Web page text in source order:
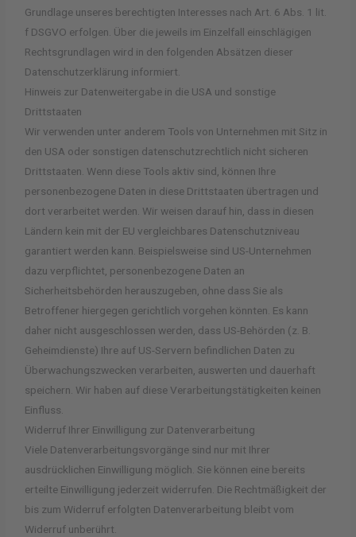
Grundlage unseres berechtigten Interesses nach Art. 6 Abs. 1 lit.
f DSGVO erfolgen. Über die jeweils im Einzelfall einschlägigen
Rechtsgrundlagen wird in den folgenden Absätzen dieser
Datenschutzerklärung informiert.
Hinweis zur Datenweitergabe in die USA und sonstige
Drittstaaten
Wir verwenden unter anderem Tools von Unternehmen mit Sitz in
den USA oder sonstigen datenschutzrechtlich nicht sicheren
Drittstaaten. Wenn diese Tools aktiv sind, können Ihre
personenbezogene Daten in diese Drittstaaten übertragen und
dort verarbeitet werden. Wir weisen darauf hin, dass in diesen
Ländern kein mit der EU vergleichbares Datenschutzniveau
garantiert werden kann. Beispielsweise sind US-Unternehmen
dazu verpflichtet, personenbezogene Daten an
Sicherheitsbehörden herauszugeben, ohne dass Sie als
Betroffener hiergegen gerichtlich vorgehen könnten. Es kann
daher nicht ausgeschlossen werden, dass US-Behörden (z. B.
Geheimdienste) Ihre auf US-Servern befindlichen Daten zu
Überwachungszwecken verarbeiten, auswerten und dauerhaft
speichern. Wir haben auf diese Verarbeitungstätigkeiten keinen
Einfluss.
Widerruf Ihrer Einwilligung zur Datenverarbeitung
Viele Datenverarbeitungsvorgänge sind nur mit Ihrer
ausdrücklichen Einwilligung möglich. Sie können eine bereits
erteilte Einwilligung jederzeit widerrufen. Die Rechtmäßigkeit der
bis zum Widerruf erfolgten Datenverarbeitung bleibt vom
Widerruf unberührt.